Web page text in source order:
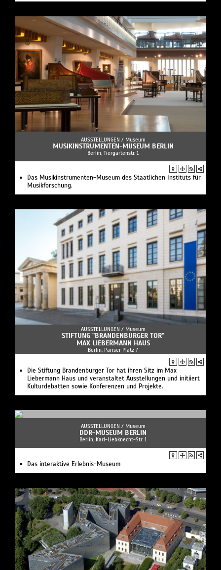
AUSSTELLUNGEN / Museum
MUSIKINSTRUMENTEN-MUSEUM BERLIN
Berlin, Tiergartenstr. 1
Das Musikinstrumenten-Museum des Staatlichen Instituts für
Musikforschung.
AUSSTELLUNGEN / Museum
STIFTUNG "BRANDENBURGER TOR"
MAX LIEBERMANN HAUS
Berlin, Pariser Platz 7
Die Stiftung Brandenburger Tor hat ihren Sitz im Max
Liebermann Haus und veranstaltet Ausstellungen und initiiert
Kulturdebatten sowie Konferenzen und Projekte.
AUSSTELLUNGEN / Museum
DDR-MUSEUM BERLIN
Berlin, Karl-Liebknecht-Str. 1
Das interaktive Erlebnis-Museum